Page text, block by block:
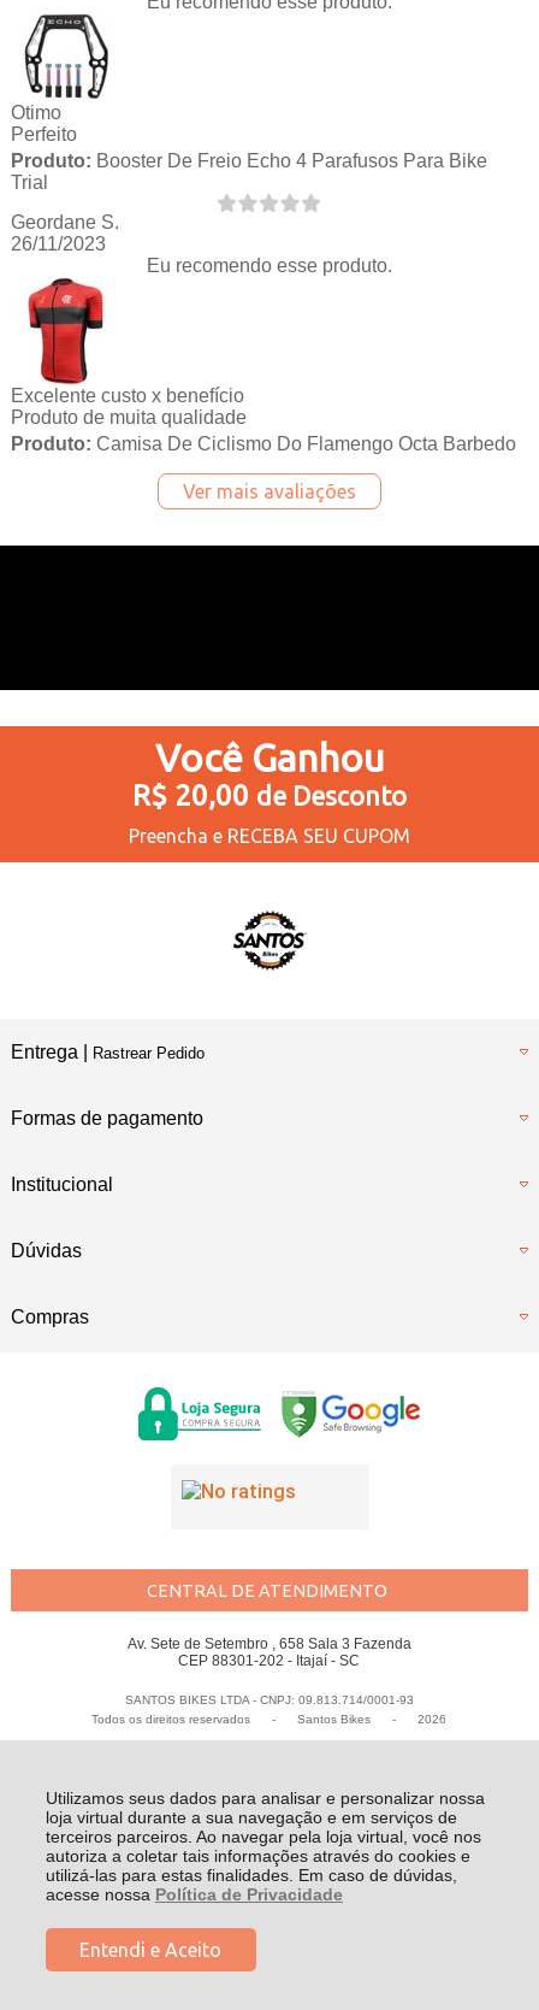
Utilizamos seus dados para analisar e personalizar nossa
loja virtual durante a sua navegação e em serviços de
terceiros parceiros. Ao navegar pela loja virtual, você nos
autoriza a coletar tais informações através do cookies e
utilizá-las para estas finalidades. Em caso de dúvidas,
acesse nossa Política de Privacidade
Entendi e Aceito
Otimo
Perfeito
Produto: Booster De Freio Echo 4 Parafusos Para Bike
Trial
Geordane S.
26/11/2023
Eu recomendo esse produto.
Excelente custo x benefício
Produto de muita qualidade
Produto: Camisa De Ciclismo Do Flamengo Octa Barbedo
Ver mais avaliações
Você Ganhou
R$ 20,00 de Desconto
Preencha e RECEBA SEU CUPOM
Entrega | Rastrear Pedido
Formas de pagamento
Institucional
Dúvidas
Compras
CENTRAL DE ATENDIMENTO
Av. Sete de Setembro , 658 Sala 3 Fazenda
CEP 88301-202 - Itajaí - SC
SANTOS BIKES LTDA - CNPJ: 09.813.714/0001-93
Todos os direitos reservados
- Santos Bikes - 2026
à vista no boleto ou pix